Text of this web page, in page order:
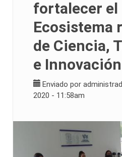
fortalecer el
Ecosistema
de Ciencia,
e
Enviado por
2020 - 11:58am